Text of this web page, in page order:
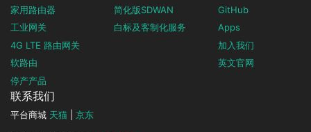
家用路由器
工业网关
4G LTE 路由网关
软路由
停产产品
简化版SDWAN
白标及客制化服务
GitHub
Apps
加入我们
英文官网
联系我们
平台商城 天猫 京东